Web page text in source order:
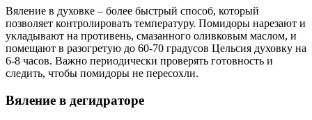
Вяление в духовке – более быстрый способ, который
позволяет контролировать температуру. Помидоры нарезают и
укладывают на противень, смазанного оливковым маслом, и
помещают в разогретую до 60-70 градусов Цельсия духовку на
6-8 часов. Важно периодически проверять готовность и
следить, чтобы помидоры не пересохли.
Вяление в дегидраторе